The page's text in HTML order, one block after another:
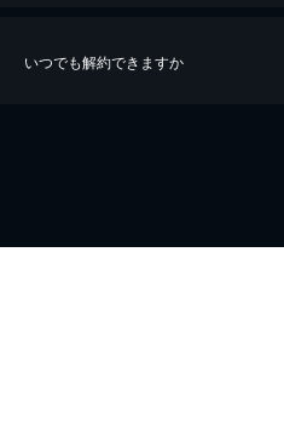
いつでも解約できますか